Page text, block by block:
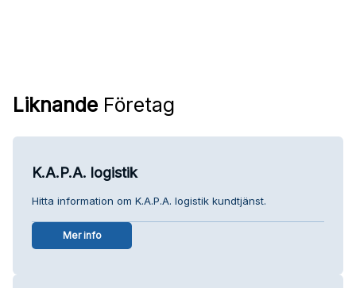
Liknande Företag
K.A.P.A. logistik
Hitta information om K.A.P.A. logistik kundtjänst.
Mer info